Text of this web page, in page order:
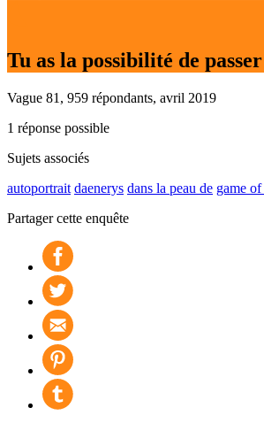
Tu as la possibilité de
Vague 81, 959 répondants, avril 2019
1 réponse possible
Sujets associés
autoportrait daenerys dans la peau de game
Partager cette enquête